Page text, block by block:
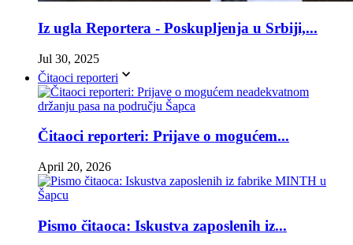
Iz ugla Reportera - Poskupljenja u Srbiji,...
Jul 30, 2025
Čitaoci reporteri
Čitaoci reporteri: Prijave o mogućem...
April 20, 2026
Pismo čitaoca: Iskustva zaposlenih iz...